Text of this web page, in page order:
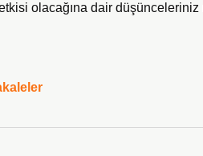
olacağına dair düşünceleriniz